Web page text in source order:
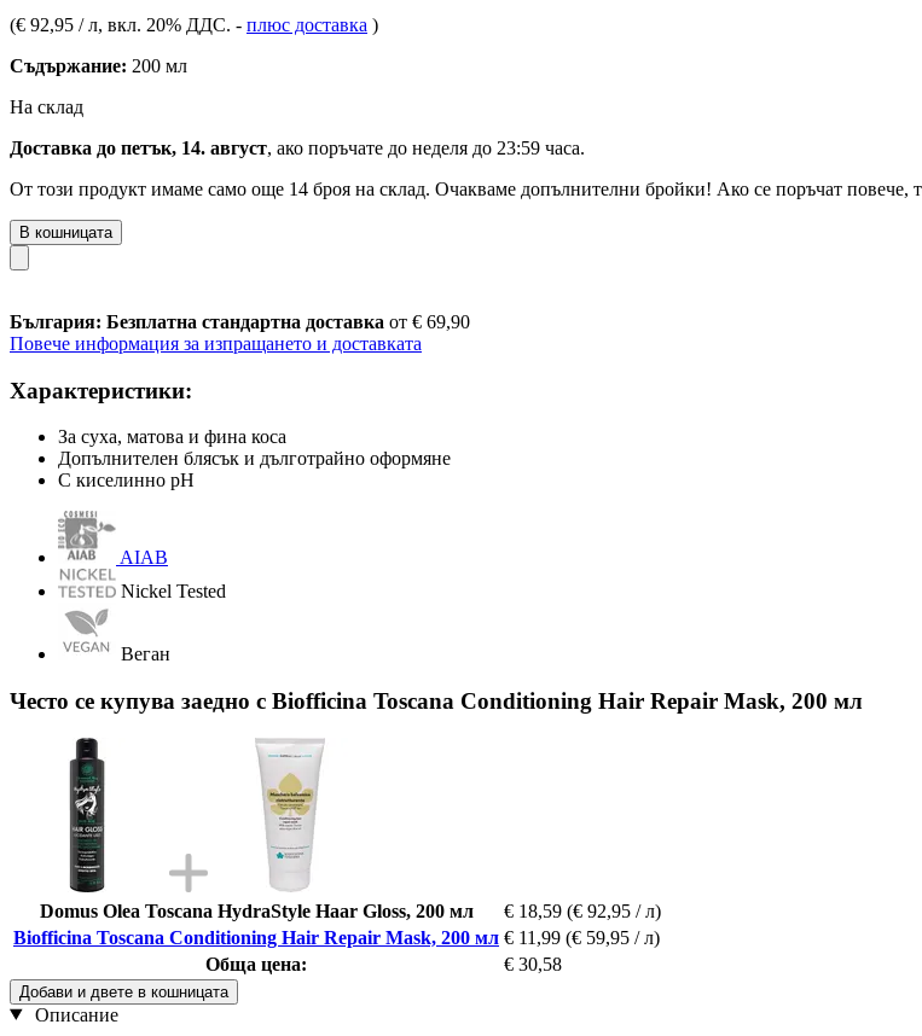
(€ 92,95 / л, вкл. 20% ДДС. - плюс доставка )
Съдържание: 200 мл
На склад
Доставка до петък, 14. август, ако поръчате до неделя до 23:59 часа.
От този продукт имаме само още 14 броя на склад. Очакваме допълнителни бройки! Ако се поръчат повече,
В кошницата
България: Безплатна стандартна доставка от € 69,90
Повече информация за изпращането и доставката
Характеристики:
За суха, матова и фина коса
Допълнителен блясък и дълготрайно оформяне
С киселинно pH
AIAB
Nickel Tested
Веган
Често се купува заедно с Biofficina Toscana Conditioning Hair Repair Mask, 200 мл
Domus Olea Toscana HydraStyle Haar Gloss, 200 мл € 18,59 (€ 92,95 / л)
Biofficina Toscana Conditioning Hair Repair Mask, 200 мл € 11,99 (€ 59,95 / л)
Обща цена:
€ 30,58
Добави и двете в кошницата
Описание